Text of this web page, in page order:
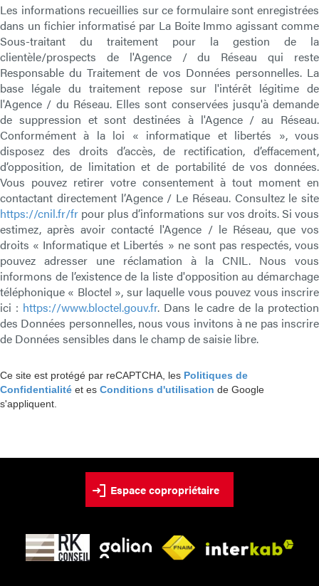
Les informations recueillies sur ce formulaire sont enregistrées
dans un fichier informatisé par La Boite Immo agissant comme
Sous-traitant du traitement pour la gestion de la
clientèle/prospects de l'Agence / du Réseau qui reste
Responsable du Traitement de vos Données personnelles. La
base légale du traitement repose sur l'intérêt légitime de
l'Agence / du Réseau. Elles sont conservées jusqu'à demande
de suppression et sont destinées à l'Agence / au Réseau.
Conformément à la loi « informatique et libertés », vous
disposez des droits d’accès, de rectification, d’effacement,
d’opposition, de limitation et de portabilité de vos données.
Vous pouvez retirer votre consentement à tout moment en
contactant directement l’Agence / Le Réseau. Consultez le site
https://cnil.fr/fr pour plus d’informations sur vos droits. Si vous
estimez, après avoir contacté l'Agence / le Réseau, que vos
droits « Informatique et Libertés » ne sont pas respectés, vous
pouvez adresser une réclamation à la CNIL. Nous vous
informons de l’existence de la liste d'opposition au démarchage
téléphonique « Bloctel », sur laquelle vous pouvez vous inscrire
ici : https://www.bloctel.gouv.fr. Dans le cadre de la protection
des Données personnelles, nous vous invitons à ne pas inscrire
de Données sensibles dans le champ de saisie libre.
Ce site est protégé par reCAPTCHA, les Politiques de
Confidentialité et es Conditions d'utilisation de Google
s'appliquent.
Espace copropriétaire